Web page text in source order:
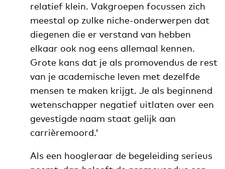
relatief klein. Vakgroepen focussen zich
meestal op zulke niche-onderwerpen dat
diegenen die er verstand van hebben
elkaar ook nog eens allemaal kennen.
Grote kans dat je als promovendus de rest
van je academische leven met dezelfde
mensen te maken krijgt. Je als beginnend
wetenschapper negatief uitlaten over een
gevestigde naam staat gelijk aan
carrièremoord.’
Als een hoogleraar de begeleiding serieus